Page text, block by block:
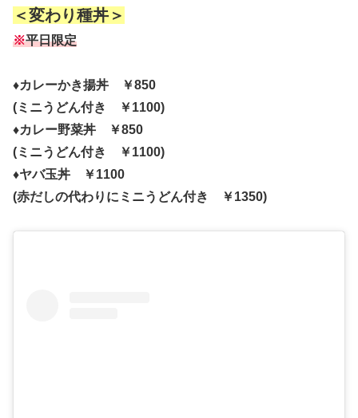
＜変わり種丼＞
※平日限定
♦カレーかき揚丼 ￥850
(ミニうどん付き ￥1100)
♦カレー野菜丼 ￥850
(ミニうどん付き ￥1100)
♦ヤバ玉丼 ￥1100
(赤だしの代わりにミニうどん付き ￥1350)